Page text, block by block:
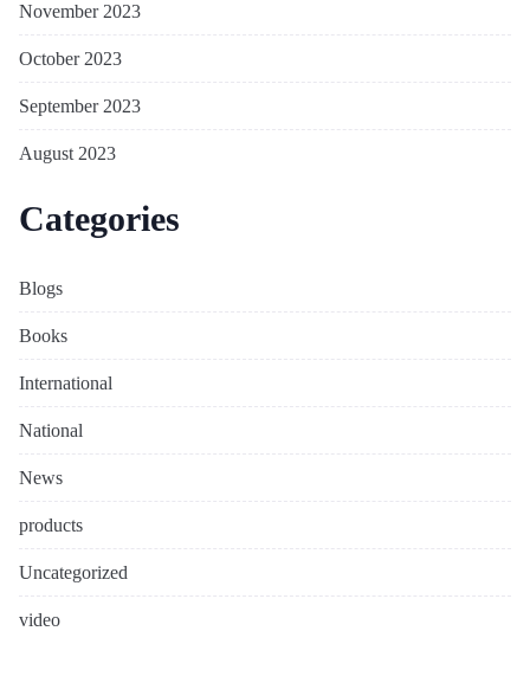
November 2023
October 2023
September 2023
August 2023
Categories
Blogs
Books
International
National
News
products
Uncategorized
video